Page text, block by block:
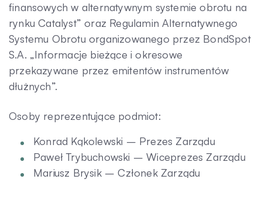
finansowych w alternatywnym systemie obrotu na
rynku Catalyst” oraz Regulamin Alternatywnego
Systemu Obrotu organizowanego przez BondSpot
S.A. „Informacje bieżące i okresowe
przekazywane przez emitentów instrumentów
dłużnych”.
Osoby reprezentujące podmiot:
Konrad Kąkolewski – Prezes Zarządu
Paweł Trybuchowski – Wiceprezes Zarządu
Mariusz Brysik – Członek Zarządu